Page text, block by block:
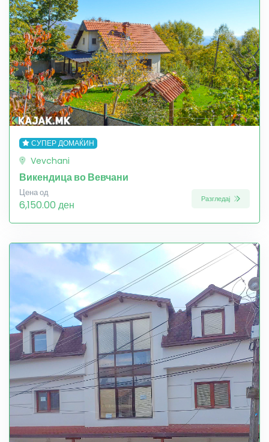
СУПЕР ДОМАЌИН
Vevchani
Викендица во Вевчани
Цена од
6,150.00 ден Разгледај